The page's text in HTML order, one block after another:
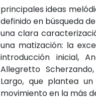
principales ideas
definido en búsqueda
una clara
una matización: la
introducción inicial,
Allegretto
Largo, que plantea
movimiento en la más